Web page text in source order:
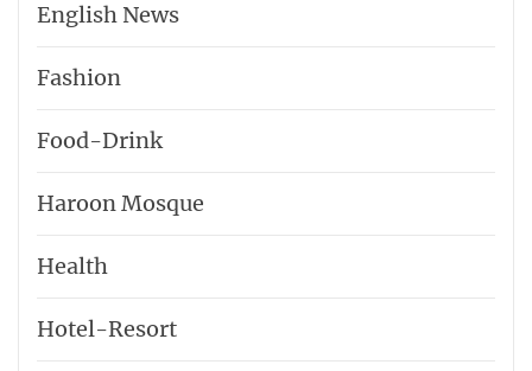
English News
Fashion
Food-Drink
Haroon Mosque
Health
Hotel-​Resort